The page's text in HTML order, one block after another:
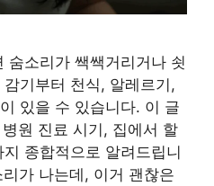
숨소리가 쌕쌕거리거나 쇳
기부터 천식, 알레르기,
있을 수 있습니다. 이 글
원 진료 시기, 집에서 할
종합적으로 알려드립니
가 나는데, 이거 괜찮은